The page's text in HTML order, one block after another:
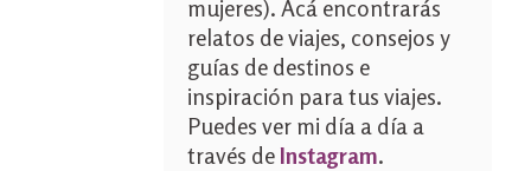
mujeres). Acá encontrarás
relatos de viajes, consejos y
guías de destinos e
inspiración para tus viajes.
Puedes ver mi día a día a
través deInstagram.